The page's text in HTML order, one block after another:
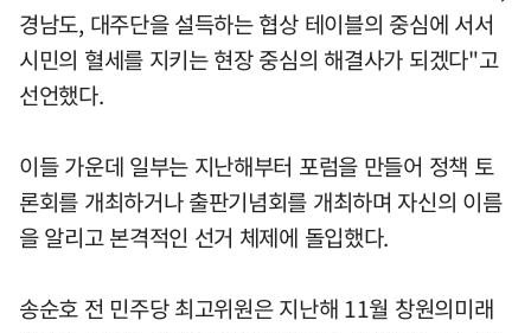
경남도, 대주단을 설득하는 협상 테이블의 중심에 서서
시민의 혈세를 지키는 현장 중심의 해결사가 되겠다"고
선언했다.
이들 가운데 일부는 지난해부터 포럼을 만들어 정책 토
론회를 개최하거나 출판기념회를 개최하며 자신의 이름
을 알리고 본격적인 선거 체제에 돌입했다.
송순호 전 민주당 최고위원은 지난해 11월 창원의미래